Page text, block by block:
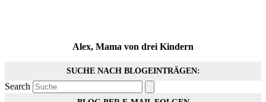
Alex, Mama von drei Kindern
SUCHE NACH BLOGEINTRÄGEN:
Search